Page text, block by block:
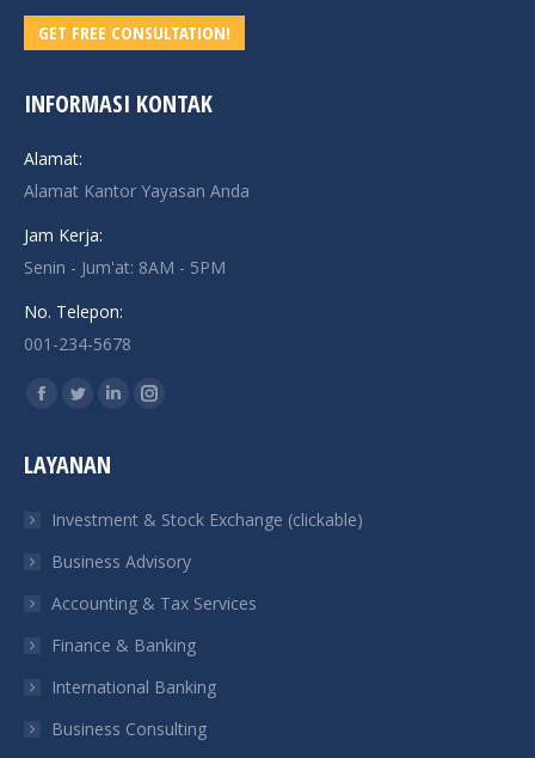
GET FREE CONSULTATION!
INFORMASI KONTAK
Alamat:
Alamat Kantor Yayasan Anda
Jam Kerja:
Senin - Jum'at: 8AM - 5PM
No. Telepon:
001-234-5678
Find us on:
Facebook
opens
new
window
Twitter
opens
new
window
Linkedin
new
window
Instagram
new
window
LAYANAN
Investment & Stock Exchange (clickable)
Business Advisory
Accounting & Tax Services
Finance & Banking
International Banking
Business Consulting